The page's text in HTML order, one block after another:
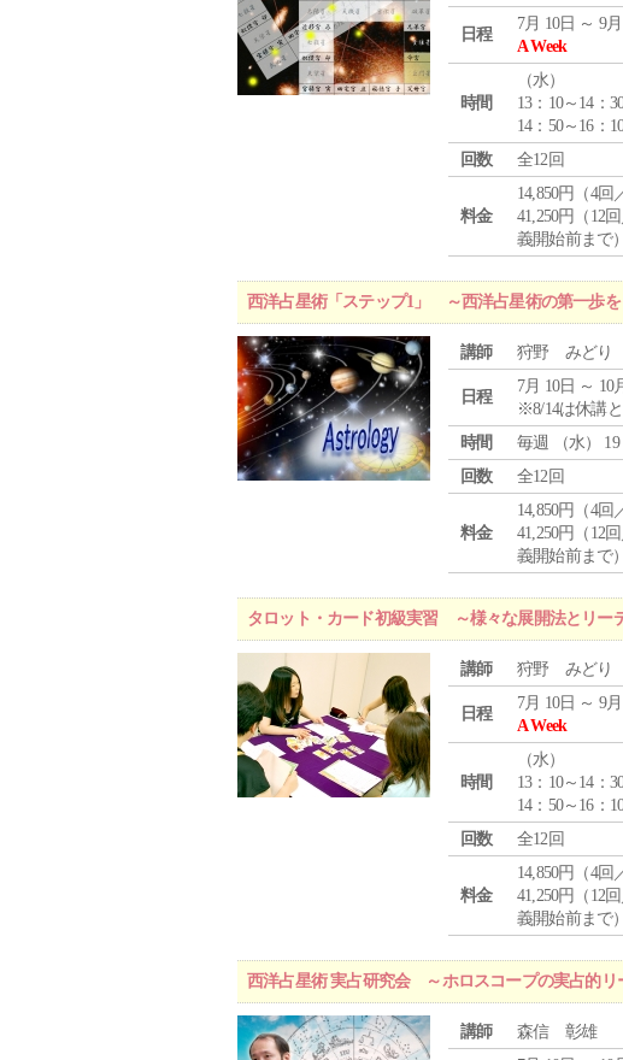
日程
7月 10日 ～ 9
A Week
時間
（水）
13：10～14：
14：50～16：
回数
全12回
料金
14,850円（4
41,250円（12
義開始前まで）
西洋占星術「ステップ1」 ～西洋占星術の第一歩
講師 狩野 みどり
日程
7月 10日 ～ 10
※8/14は休講
時間
毎週 （水）
回数
全12回
料金
14,850円（4
41,250円（12
義開始前まで）
タロット・カード初級実習 ～様々な展開法とリー
講師 狩野 みどり
日程
7月 10日 ～ 9
A Week
時間
（水）
13：10～14：
14：50～16：
回数
全12回
料金
14,850円（4
41,250円（12
義開始前まで）
西洋占星術 実占研究会 ～ホロスコープの実占的リ
講師
森信 彰雄